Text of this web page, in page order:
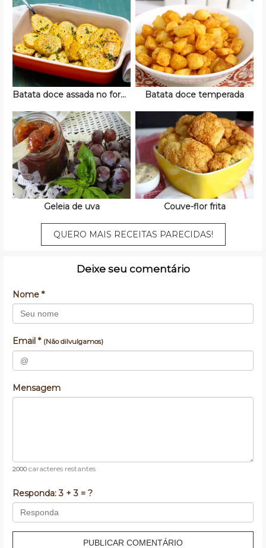
Batata doce assada no forno Batata doce temperada
Geleia de uva Couve-flor frita
QUERO MAIS RECEITAS PARECIDAS!
Deixe seu comentário
Nome *
Email * (Não dilvulgamos)
Mensagem
2000caracteres restantes
Responda:3 + 3 = ?
PUBLICAR COMENTÁRIO